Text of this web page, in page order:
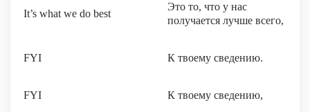
It’s what we do best
Это то, что у нас
получается лучше всего,
FYI К твоему сведению.
FYI К твоему сведению,